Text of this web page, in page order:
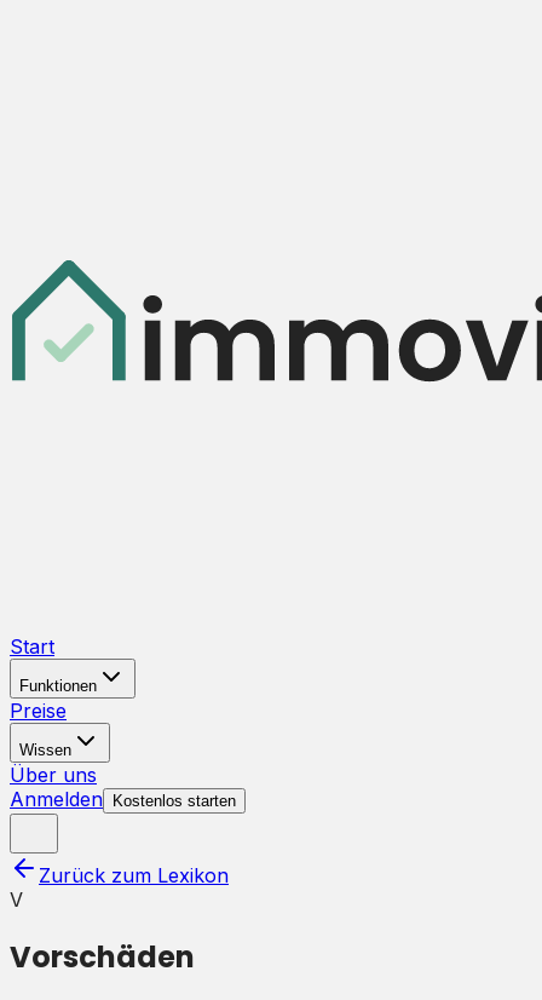
Start
Funktionen
Preise
Wissen
Über uns
Anmelden
Kostenlos starten
Zurück zum Lexikon
V
Vorschäden